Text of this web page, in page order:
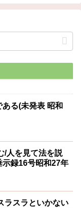
る(未発表 昭和
/人を見て法を説
示録16号昭和27年
ラスラといかない